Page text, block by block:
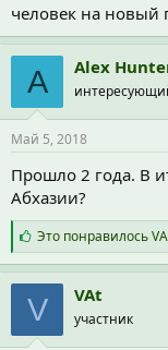
человек на новый
A Alex
Май 5, 2018
Прошло 2 года. В
Абхазии?
С
и
м
п
а
т
и
Это понравилось
V VAt
участник